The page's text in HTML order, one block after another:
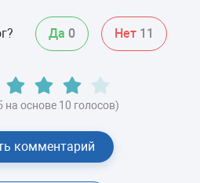
Да 0 Нет 11
на основе 10 голосов)
комментарий